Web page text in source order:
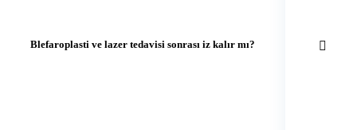
Blefaroplasti ve lazer tedavisi sonrası iz kalır mı?